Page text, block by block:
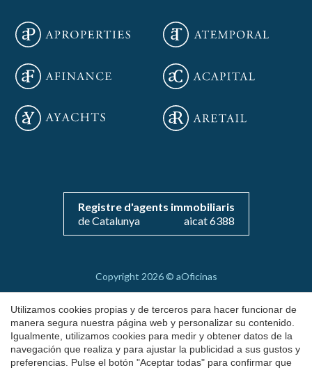
Registre d'agents immobiliaris
de Catalunya
aicat 6388
Copyright 2026 © aOficinas
AICAT 6388
Aviso Legal
Política de Cookies
Utilizamos cookies propias y de terceros para hacer funcionar de
manera segura nuestra página web y personalizar su contenido.
Igualmente, utilizamos cookies para medir y obtener datos de la
navegación que realiza y para ajustar la publicidad a sus gustos y
preferencias. Pulse el botón "Aceptar todas" para confirmar que